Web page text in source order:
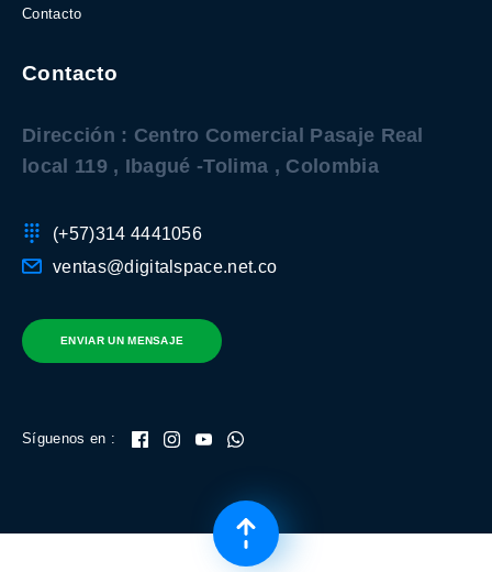
Contacto
Contacto
Dirección : Centro Comercial Pasaje Real
local 119 , Ibagué -Tolima , Colombia
(+57)314 4441056
ventas@digitalspace.net.co
ENVIAR UN MENSAJE
Síguenos en :